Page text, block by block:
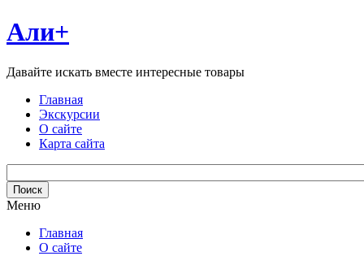
Али+
Давайте искать вместе интересные товары
Главная
Экскурсии
О сайте
Карта сайта
Меню
Главная
О сайте